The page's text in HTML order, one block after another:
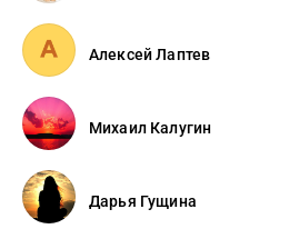
Алексей Лаптев
Михаил Калугин
Дарья Гущина